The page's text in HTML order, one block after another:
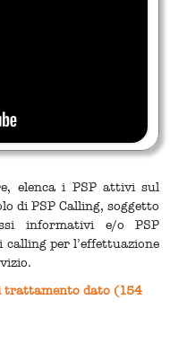
elenca i PSP attivi sul
di PSP Calling, soggetto
informativi e/o PSP
calling per l’effettuazione
trattamento dato (154